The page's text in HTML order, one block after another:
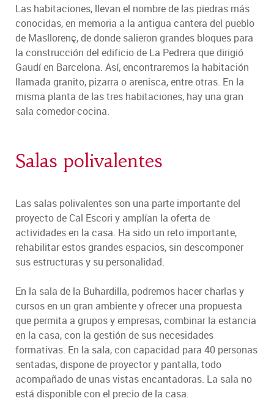
Las habitaciones, llevan el nombre de las piedras más
conocidas, en memoria a la antigua cantera del pueblo
de Masllorenç, de donde salieron grandes bloques para
la construcción del edificio de La Pedrera que dirigió
Gaudí en Barcelona. Así, encontraremos la habitación
llamada granito, pizarra o arenisca, entre otras. En la
misma planta de las tres habitaciones, hay una gran
sala comedor-cocina.
Salas polivalentes
Las salas polivalentes son una parte importante del
proyecto de Cal Escori y amplían la oferta de
actividades en la casa. Ha sido un reto importante,
rehabilitar estos grandes espacios, sin descomponer
sus estructuras y su personalidad.
En la sala de la Buhardilla, podremos hacer charlas y
cursos en un gran ambiente y ofrecer una propuesta
que permita a grupos y empresas, combinar la estancia
en la casa, con la gestión de sus necesidades
formativas. En la sala, con capacidad para 40 personas
sentadas, dispone de proyector y pantalla, todo
acompañado de unas vistas encantadoras. La sala no
está disponible con el precio de la casa.